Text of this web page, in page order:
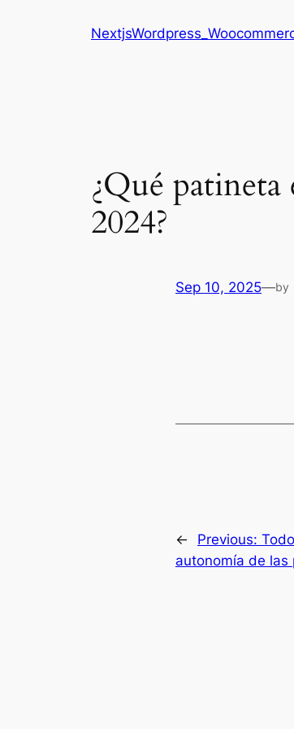
¿Qué
2024?
Sep 10, 2025—by
← Previous:
autonomía de las